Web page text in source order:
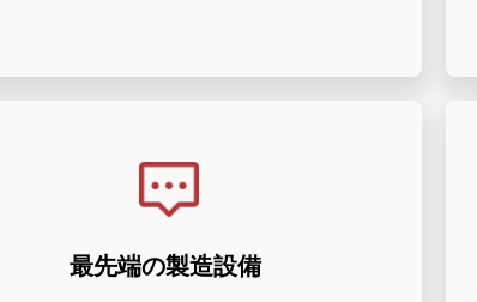
最先端の製造設備
試作でも量産でも、最高級の素材と最先端の技
適な製品品質を確保するために熱心に取り組ん
でいます。